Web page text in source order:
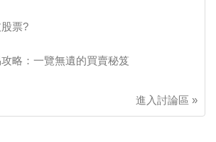
票?
略：一覽無遺的買賣秘笈
進入討論區 »